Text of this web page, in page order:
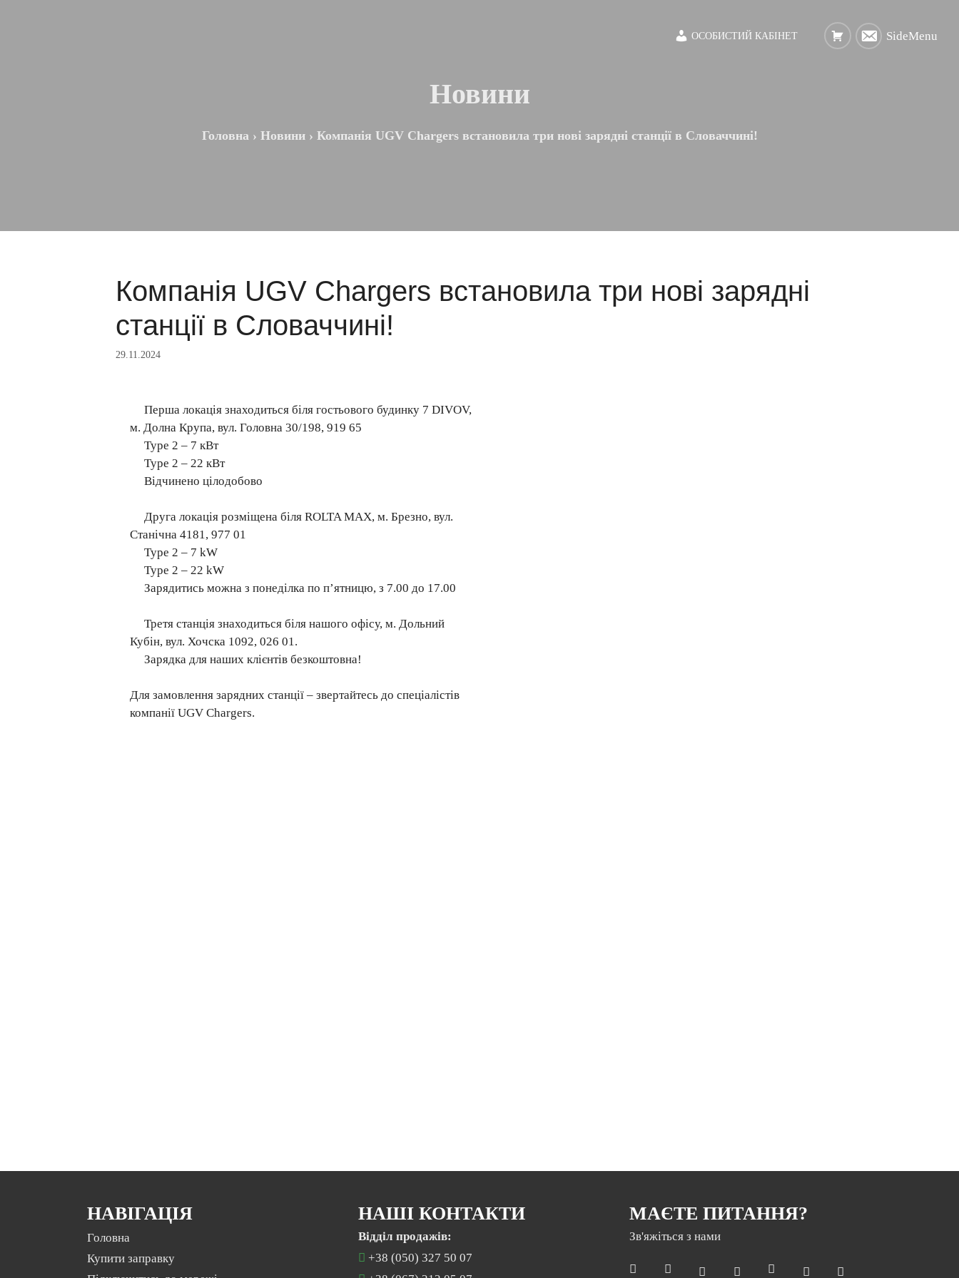
ОСОБИСТИЙ КАБІНЕТ SideMenu
Новини
Головна › Новини› Компанія UGV Chargers встановила три нові зарядні станції в Словаччині!
Компанія UGV Chargers встановила три нові зарядні
станції в Словаччині!
29.11.2024
Перша локація знаходиться біля гостьового будинку 7 DIVOV,
м. Долна Крупа, вул. Головна 30/198, 919 65
Type 2 – 7 кВт
Type 2 – 22 кВт
Відчинено цілодобово
Друга локація розміщена біля ROLTA MAX, м. Брезно, вул.
Станічна 4181, 977 01
Type 2 – 7 kW
Type 2 – 22 kW
Зарядитись можна з понеділка по п’ятницю, з 7.00 до 17.00
Третя станція знаходиться біля нашого офісу, м. Дольний
Кубін, вул. Хочска 1092, 026 01.
Зарядка для наших клієнтів безкоштовна!
Для замовлення зарядних станції – звертайтесь до спеціалістів
компанії UGV Chargers.
НАВІГАЦІЯ
Головна
Купити заправку
НАШІ КОНТАКТИ
Відділ продажів:
+38 (050) 327 50 07
МАЄТЕ ПИТАННЯ?
Зв'яжіться з нами